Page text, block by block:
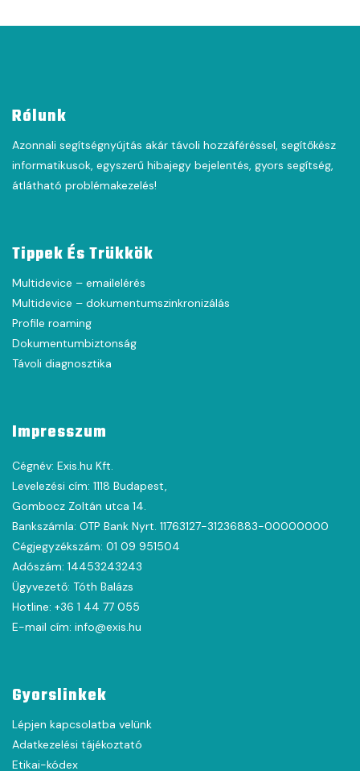
Rólunk
Azonnali segítségnyújtás akár távoli hozzáféréssel, segítőkész
informatikusok, egyszerű hibajegy bejelentés, gyors segítség,
átlátható problémakezelés!
Tippek És Trükkök
Multidevice – emailelérés
Multidevice – dokumentumszinkronizálás
Profile roaming
Dokumentumbiztonság
Távoli diagnosztika
Impresszum
Cégnév: Exis.hu Kft.
Levelezési cím: 1118 Budapest,
Gombocz Zoltán utca 14.
Bankszámla: OTP Bank Nyrt. 11763127-31236883-00000000
Cégjegyzékszám: 01 09 951504
Adószám: 14453243243
Ügyvezető: Tóth Balázs
Hotline: +36 1 44 77 055
E-mail cím: info@exis.hu
Gyorslinkek
Lépjen kapcsolatba velünk
Adatkezelési tájékoztató
Etikai-kódex